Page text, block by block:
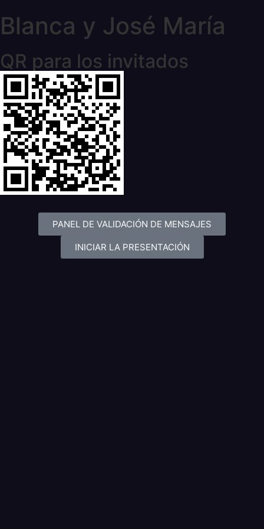
Blanca y José María
QR para los invitados
PANEL DE VALIDACIÓN DE MENSAJES
INICIAR LA PRESENTACIÓN